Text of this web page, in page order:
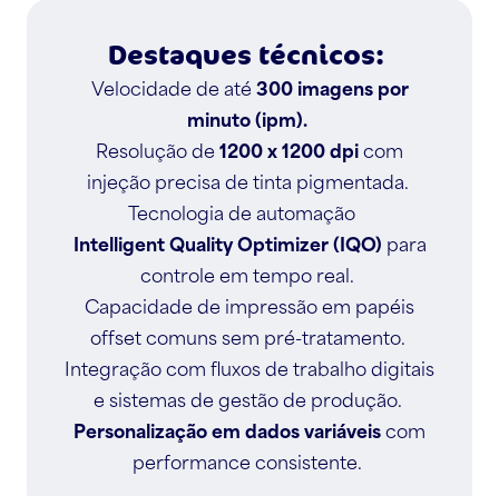
Destaques técnicos:
Velocidade de até 300 imagens por
minuto (ipm).
Resolução de 1200 x 1200 dpi com
injeção precisa de tinta pigmentada.
Tecnologia de automação
Intelligent Quality Optimizer (IQO) para
controle em tempo real.
Capacidade de impressão em papéis
offset comuns sem pré-tratamento.
Integração com fluxos de trabalho digitais
e sistemas de gestão de produção.
Personalização em dados variáveis com
performance consistente.